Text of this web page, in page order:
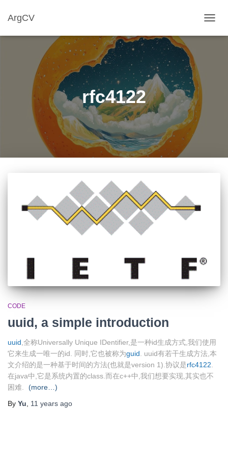
ArgCV
rfc4122
CODE
uuid, a simple introduction
uuid,全称Universally Unique IDentifier,是一种id生成方式,我们使用
它来生成一唯一的id. 同时,它也被称为guid. uuid有若干生成方法,本
文介绍的是一种基于时间的方法(也就是version 1).协议是rfc4122.
在java中,它是系统内置的class.而在c++中,我们想要实现,其实也不
困难.
(more…)
By Yu, 11 years ago